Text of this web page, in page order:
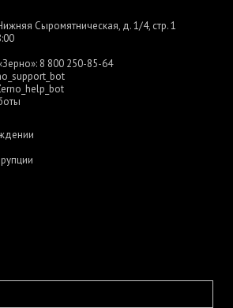
Сыромятническая, д. 1/4, стр. 1
8 800 250-85-64